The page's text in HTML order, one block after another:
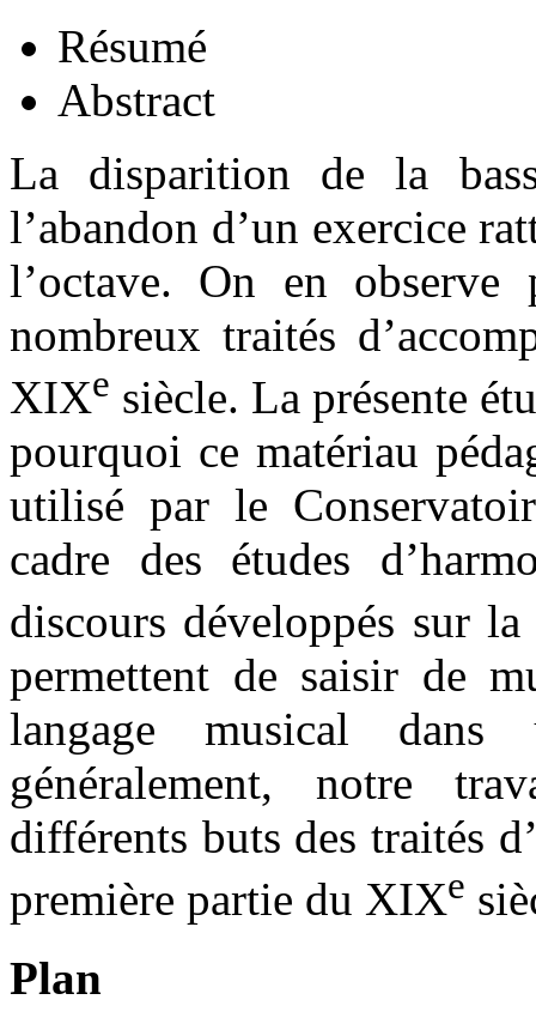
Résumé
Abstract
La disparition de la
l’abandon d’un exercice
l’octave. On en observe
nombreux traités
XIXe siècle. La présente
pourquoi ce matériau
utilisé par le
cadre des études
discours développés sur
permettent de saisir de
langage musical dans
généralement, notre
différents buts des traités
première partie du XIXe
Plan